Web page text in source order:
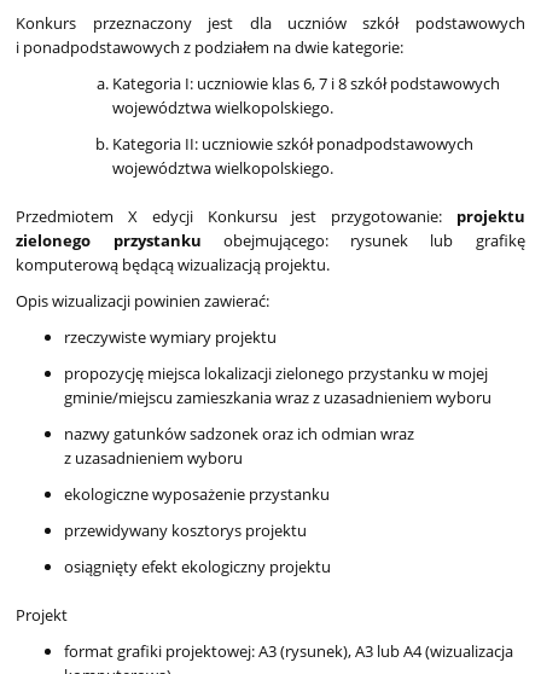
Konkurs przeznaczony jest dla uczniów szkół podstawowych
i ponadpodstawowych z podziałem na dwie kategorie:
Kategoria I: uczniowie klas 6, 7 i 8 szkół podstawowych
województwa wielkopolskiego.
Kategoria II: uczniowie szkół ponadpodstawowych
województwa wielkopolskiego.
Przedmiotem X edycji Konkursu jest przygotowanie: projektu
zielonego przystanku obejmującego: rysunek lub grafikę
komputerową będącą wizualizacją projektu.
Opis wizualizacji powinien zawierać:
rzeczywiste wymiary projektu
propozycję miejsca lokalizacji zielonego przystanku w mojej
gminie/miejscu zamieszkania wraz z uzasadnieniem wyboru
nazwy gatunków sadzonek oraz ich odmian wraz
z uzasadnieniem wyboru
ekologiczne wyposażenie przystanku
przewidywany kosztorys projektu
osiągnięty efekt ekologiczny projektu
Projekt
format grafiki projektowej: A3 (rysunek), A3 lub A4 (wizualizacja